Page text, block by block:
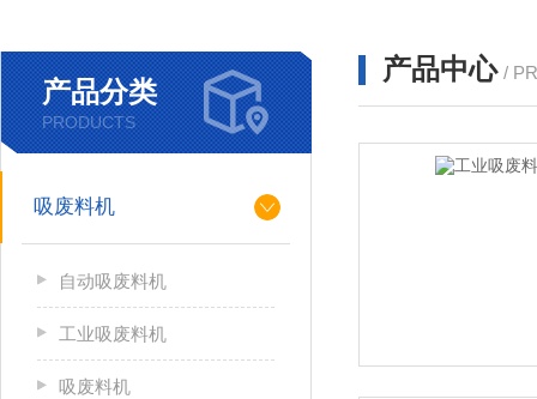
产品分类
PRODUCTS
吸废料机
自动吸废料机
工业吸废料机
吸废料机
产品中心 /